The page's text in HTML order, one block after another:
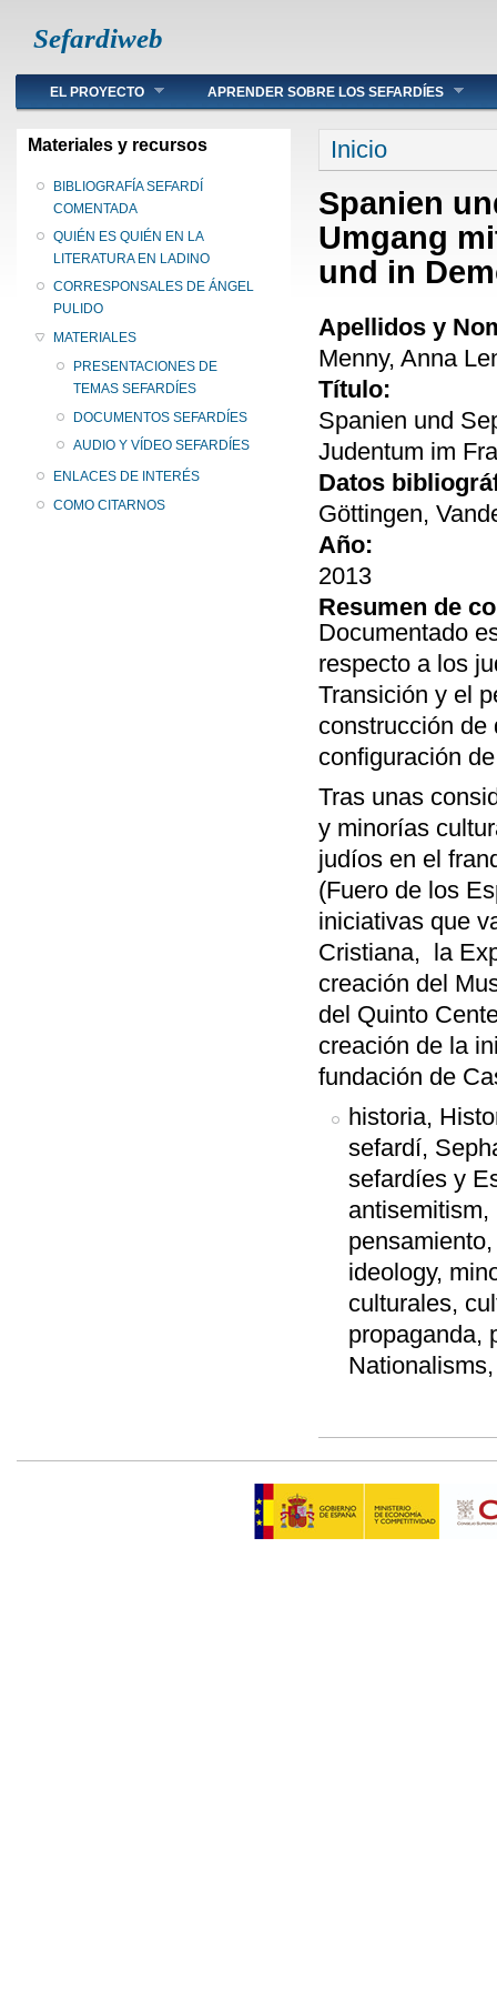
Sefardiweb
Main menu
EL PROYECTO APRENDER SOBRE LOS SEFARDÍES
Materiales y recursos
BIBLIOGRAFÍA SEFARDÍ
COMENTADA
QUIÉN ES QUIÉN EN LA
LITERATURA EN LADINO
CORRESPONSALES DE ÁNGEL
PULIDO
MATERIALES
PRESENTACIONES DE
TEMAS SEFARDÍES
DOCUMENTOS SEFARDÍES
AUDIO Y VÍDEO SEFARDÍES
ENLACES DE INTERÉS
COMO CITARNOS
Se encuentra
Inicio
Spanien
Umgang
und in
Apellidos y
Menny, Anna
Título:
Spanien und
Judentum im
Datos
Göttingen,
Año:
2013
Resumen de
Documentado
respecto a los
Transición y el
construcción de
configuración
Tras unas
y minorías
judíos en el
(Fuero de los
iniciativas que
Cristiana, la
creación del
del Quinto
creación de la
fundación de
historia,
sefardí,
sefardíes y
ideology,
culturales,
propaganda,